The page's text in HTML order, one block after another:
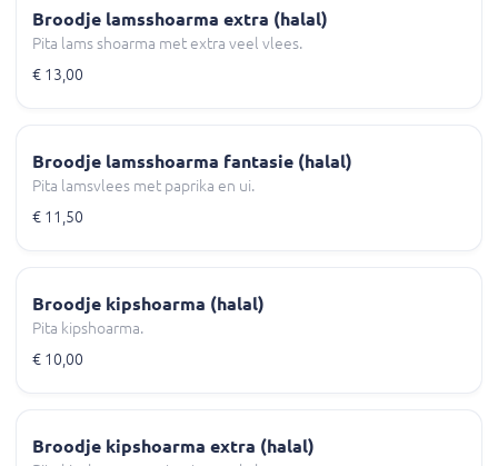
Broodje lamsshoarma extra (halal)
Pita lams shoarma met extra veel vlees.
€ 13,00
Broodje lamsshoarma fantasie (halal)
Pita lamsvlees met paprika en ui.
€ 11,50
Broodje kipshoarma (halal)
Pita kipshoarma.
€ 10,00
Broodje kipshoarma extra (halal)